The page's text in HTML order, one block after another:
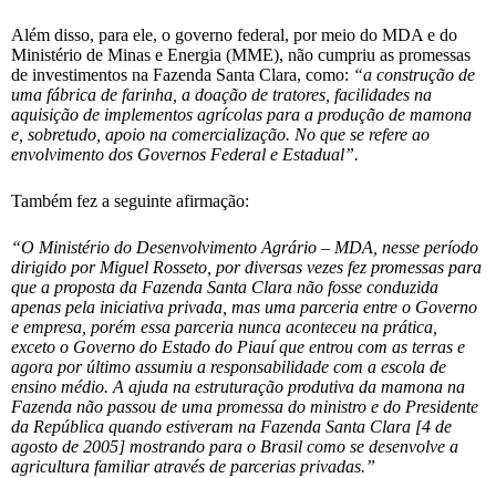
Além disso, para ele, o governo federal, por meio do MDA e do
Ministério de Minas e Energia (MME), não cumpriu as promessas
de investimentos na Fazenda Santa Clara, como: “a construção de
uma fábrica de farinha, a doação de tratores, facilidades na
aquisição de implementos agrícolas para a produção de mamona
e, sobretudo, apoio na comercialização. No que se refere ao
envolvimento dos Governos Federal e Estadual”.
Também fez a seguinte afirmação:
“O Ministério do Desenvolvimento Agrário – MDA, nesse período
dirigido por Miguel Rosseto, por diversas vezes fez promessas para
que a proposta da Fazenda Santa Clara não fosse conduzida
apenas pela iniciativa privada, mas uma parceria entre o Governo
e empresa, porém essa parceria nunca aconteceu na prática,
exceto o Governo do Estado do Piauí que entrou com as terras e
agora por último assumiu a responsabilidade com a escola de
ensino médio. A ajuda na estruturação produtiva da mamona na
Fazenda não passou de uma promessa do ministro e do Presidente
da República quando estiveram na Fazenda Santa Clara [4 de
agosto de 2005] mostrando para o Brasil como se desenvolve a
agricultura familiar através de parcerias privadas.”